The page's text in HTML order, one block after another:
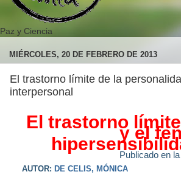
Paz y Ciencia
MIÉRCOLES, 20 DE FEBRERO DE 2013
El trastorno límite de la
interpersonal
El trastorno
y el
Publicado en
AUTOR: DE CELIS, MÓNICA